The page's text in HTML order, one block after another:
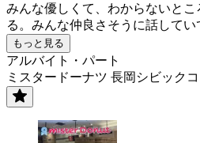
みんな優しくて、わからないと
る。みんな仲良さそうに話してい
もっと見る
アルバイト・パート
ミスタードーナツ 長岡シビック